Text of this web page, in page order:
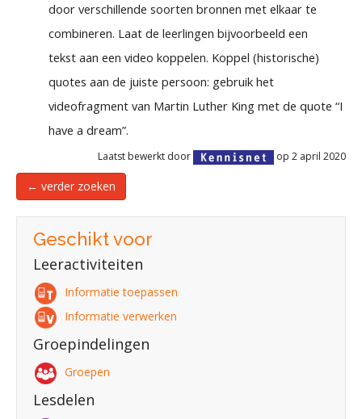
door verschillende soorten bronnen met elkaar te
combineren. Laat de leerlingen bijvoorbeeld een
tekst aan een video koppelen. Koppel (historische)
quotes aan de juiste persoon: gebruik het
videofragment van Martin Luther King met de quote “I
have a dream”.
Laatst bewerkt door op 2 april 2020
← verder zoeken
Geschikt voor
Leeractiviteiten
Informatie toepassen
Informatie verwerken
Groepindelingen
Groepen
Lesdelen